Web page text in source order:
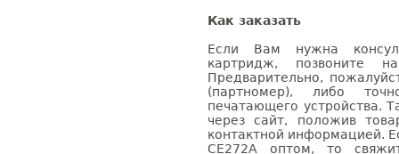
Как заказать
Если Вам нужна
картридж, позвоните
Предварительно,
(партномер), либо
печатающего устройства.
через сайт, положив
контактной информацией.
CE272A оптом, то